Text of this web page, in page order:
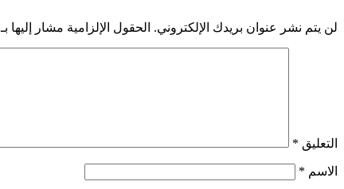
لن يتم نشر عنوان بريدك الإلكتروني. الحقول الإلزامية مشار إليها بـ
التعليق *
الاسم *